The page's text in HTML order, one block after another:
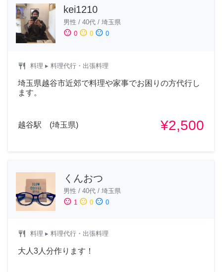
kei1210
男性 / 40代 / 埼玉県
sentiment_satisfied 0 sentiment_neutral 0 sentiment_dissatisfied 0
restaurant 料理 ▸ 料理代行・出張料理
埼玉県越谷市近郊で料理や家事でお困りの方代行し
ます。
越谷駅 (埼玉県) ¥2,500
くんおつ
男性 / 40代 / 埼玉県
sentiment_satisfied 1 sentiment_neutral 0 sentiment_dissatisfied 0
restaurant 料理 ▸ 料理代行・出張料理
大人3人分作ります！